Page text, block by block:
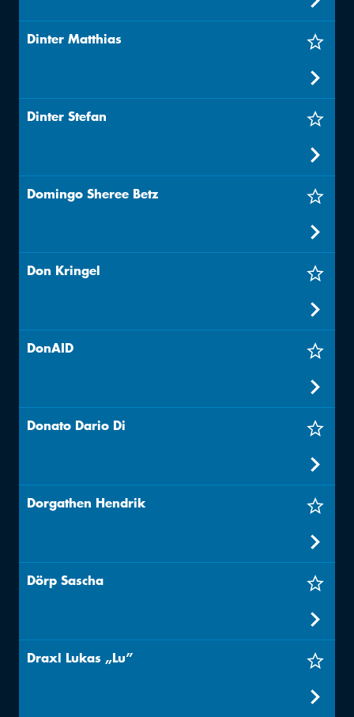
Dinter Matthias
Dinter Stefan
Domingo Sheree Betz
Don Kringel
DonAID
Donato Dario Di
Dorgathen Hendrik
Dörp Sascha
Draxl Lukas „Lu”